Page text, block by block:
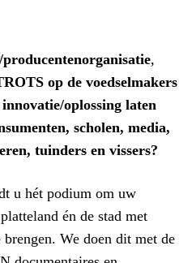
,
op de voedselmakers
oplossing laten
scholen, media,
tuinders en vissers?
u hét podium om uw
én de stad met
We doen dit met de